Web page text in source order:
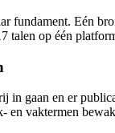
fundament. Eén
talen op één
in gaan en er
en vaktermen